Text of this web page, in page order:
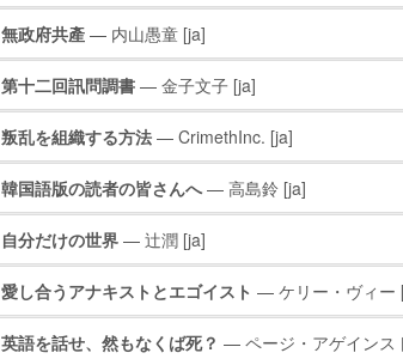
無政府共產— 内山愚童 [ja]
第十二回訊問調書— 金子文子 [ja]
叛乱を組織する方法— CrimethInc. [ja]
韓国語版の読者の皆さんへ— 高島鈴 [ja]
自分だけの世界— 辻潤 [ja]
愛し合うアナキストとエゴイスト — ケリー・ヴィー
英語を話せ、然もなくば死？ — ページ・アゲインス